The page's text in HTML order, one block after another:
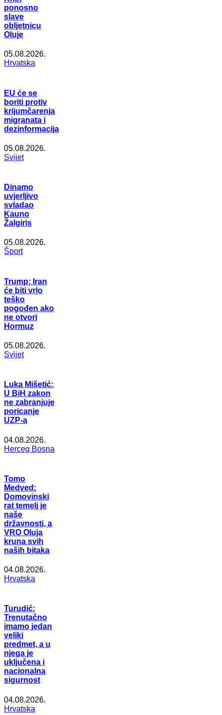
ponosno
slave
obljetnicu
Oluje
05.08.2026.
Hrvatska
EU će se
boriti protiv
krijumčarenja
migranata i
dezinformacija
05.08.2026.
Svijet
Dinamo
uvjerljivo
svladao
Kauno
Žalgiris
05.08.2026.
Šport
Trump: Iran
će biti vrlo
teško
pogođen ako
ne otvori
Hormuz
05.08.2026.
Svijet
Luka Mišetić:
U BiH zakon
ne zabranjuje
poricanje
UZP-a
04.08.2026.
Herceg Bosna
Tomo
Medved:
Domovinski
rat temelj je
naše
državnosti, a
VRO Oluja
kruna svih
naših bitaka
04.08.2026.
Hrvatska
Turudić:
Trenutačno
imamo jedan
veliki
predmet, a u
njega je
uključena i
nacionalna
sigurnost
04.08.2026.
Hrvatska